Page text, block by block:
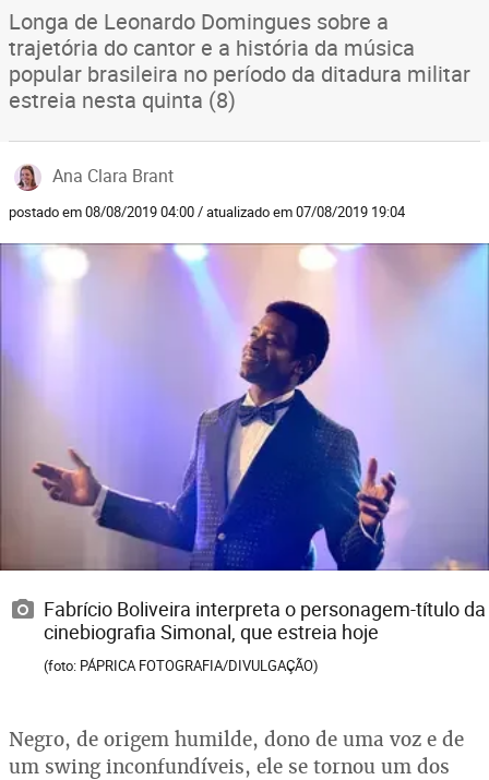
Longa de Leonardo Domingues sobre a
trajetória do cantor e a história da música
popular brasileira no período da ditadura militar
estreia nesta quinta (8)
Ana Clara Brant
postado em 08/08/2019 04:00 / atualizado em 07/08/2019 19:04
Fabrício Boliveira interpreta o personagem-título da
cinebiografia Simonal, que estreia hoje
(foto: PÁPRICA FOTOGRAFIA/DIVULGAÇÃO)
Negro, de origem humilde, dono de uma voz e de
um swing inconfundíveis, ele se tornou um dos